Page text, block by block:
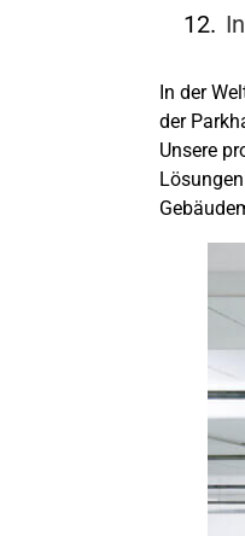
In der
der
Unsere